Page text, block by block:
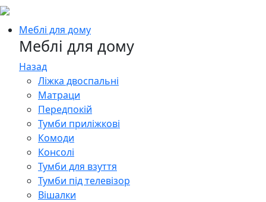
Меблі для дому
Меблі для дому
Назад
Ліжка двоспальні
Матраци
Передпокій
Тумби приліжкові
Комоди
Консолі
Тумби для взуття
Тумби під телевізор
Вішалки